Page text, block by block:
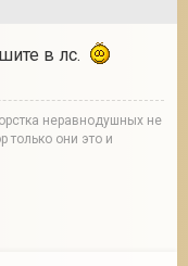
в лс.
неравнодушных не
только они это и